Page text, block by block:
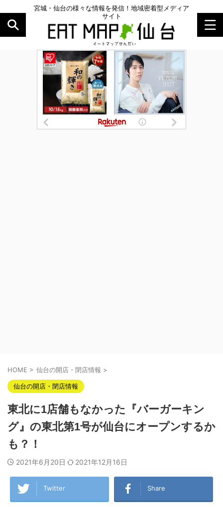
宮城・仙台の様々な情報を発信！地域密着型メディア
サイト
HOME > 仙台の開店・閉店情報 >
仙台の開店・閉店情報
東北に1店舗もなかった『バーガーキン
グ』の東北第1号が仙台にオープンするか
も？！
2021年6月20日 2021年12月16日
Twitter Share